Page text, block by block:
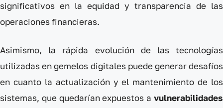
significativos en la equidad y transparencia de las
operaciones financieras.
Asimismo, la rápida evolución de las tecnologías
utilizadas en gemelos digitales puede generar desafíos
en cuanto la actualización y el mantenimiento de los
sistemas, que quedarían expuestos a vulnerabilidades